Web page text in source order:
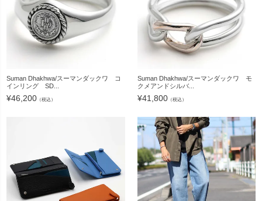
Suman Dhakhwa/スーマンダックワ コ
インリング SD...
¥46,200 （税込）
Suman Dhakhwa/スーマンダックワ モ
クメアンドシルバ...
¥41,800（税込）